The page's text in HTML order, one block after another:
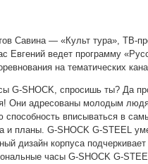
Савина ― «Культ тура», ТВ-
Евгений ведет программу
на тематических
G-SHOCK, спросишь ты? Да
Они адресованы молодым
способность вписываться в
и планы. G-SHOCK G-STEEL
дизайн корпуса подчеркивает
часы G-SHOCK G-